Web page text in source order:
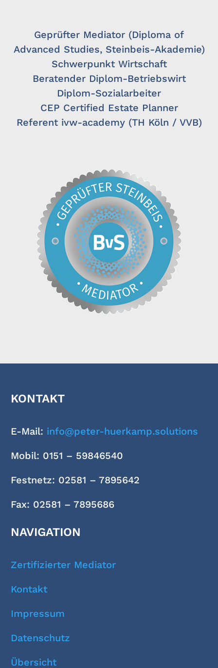
Geprüfter Mediator (Diploma of
Advanced Studies, Steinbeis-Akademie)
Schwerpunkt Wirtschaft
Beratender Diplom-Betriebswirt
Diplom-Sozialarbeiter
CEP Certified Estate Planner
Referent ivw-academy (TH Köln / VVB)
KONTAKT
E-Mail: info@peter-huerkamp.solutions
Mobil: 0151 – 59846540
Festnetz: 02581 – 7895642
Fax: 02581 – 7895686
NAVIGATION
Zertifizierter Mediator
Kontakt
Impressum
Datenschutz
Übersicht